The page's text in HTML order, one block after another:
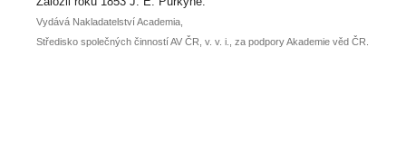
Vydává Nakladatelství Academia,
Středisko společných činností AV ČR, v. v. i., za podpory Akademie věd ČR.